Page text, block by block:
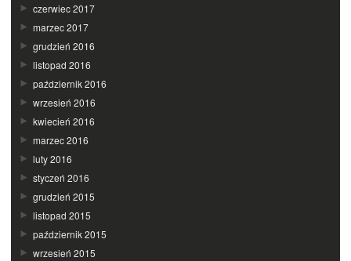
czerwiec 2017
marzec 2017
grudzień 2016
listopad 2016
październik 2016
wrzesień 2016
kwiecień 2016
marzec 2016
luty 2016
styczeń 2016
grudzień 2015
listopad 2015
październik 2015
wrzesień 2015